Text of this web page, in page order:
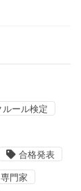
ルール検定
合格発表
専門家